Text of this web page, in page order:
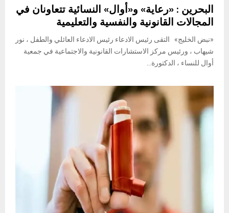
البحرين : «رعاية» و«أوال» النسائية تتعاونان في
المجالات القانونية والنفسية والتعليمية
«نبض الخليج» التقى رئيس الادعاء رئيس الادعاء العائلي والطفل ، نور
شيهاب ، ورئيس مركز الاستشارات القانونية والاجتماعية في جمعية
أوال للنساء ، الدكتورة...